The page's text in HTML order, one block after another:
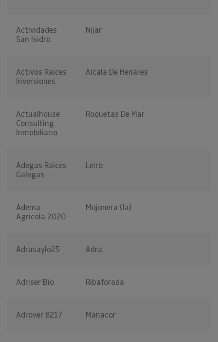
Actividades
San Isidro
Nijar
Activos Raices
Inversiones
Alcala De Henares
Actualhouse
Consulting
Inmobiliario
Roquetas De Mar
Adegas Raices
Galegas
Leiro
Adema
Agricola 2020
Mojonera (la)
Adrasaylo25 Adra
Adriser Bio Ribaforada
Adrover 8217 Manacor